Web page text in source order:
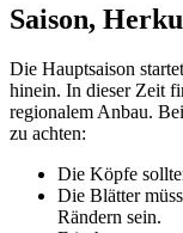
Saison,
Die Hauptsaison
hinein. In dieser Zeit
regionalem Anbau.
zu achten:
Die Köpfe
Die Blätter
Rändern sein.